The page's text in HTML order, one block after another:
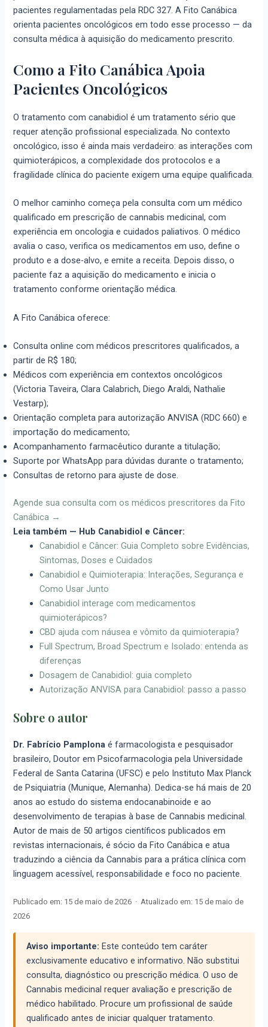
pacientes regulamentadas pela RDC 327. A Fito Canábica
orienta pacientes oncológicos em todo esse processo — da
consulta médica à aquisição do medicamento prescrito.
Como a Fito Canábica Apoia
Pacientes Oncológicos
O tratamento com canabidiol é um tratamento sério que
requer atenção profissional especializada. No contexto
oncológico, isso é ainda mais verdadeiro: as interações com
quimioterápicos, a complexidade dos protocolos e a
fragilidade clínica do paciente exigem uma equipe qualificada.
O melhor caminho começa pela consulta com um médico
qualificado em prescrição de cannabis medicinal, com
experiência em oncologia e cuidados paliativos. O médico
avalia o caso, verifica os medicamentos em uso, define o
produto e a dose-alvo, e emite a receita. Depois disso, o
paciente faz a aquisição do medicamento e inicia o
tratamento conforme orientação médica.
A Fito Canábica oferece:
Consulta online com médicos prescritores qualificados, a
partir de R$ 180;
Médicos com experiência em contextos oncológicos
(Victoria Taveira, Clara Calabrich, Diego Araldi, Nathalie
Vestarp);
Orientação completa para autorização ANVISA (RDC 660) e
importação do medicamento;
Acompanhamento farmacêutico durante a titulação;
Suporte por WhatsApp para dúvidas durante o tratamento;
Consultas de retorno para ajuste de dose.
Agende sua consulta com os médicos prescritores da Fito
Canábica →
Leia também — Hub Canabidiol e Câncer:
Canabidiol e Câncer: Guia Completo sobre Evidências,
Sintomas, Doses e Cuidados
Canabidiol e Quimioterapia: Interações, Segurança e
Como Usar Junto
Canabidiol interage com medicamentos
quimioterápicos?
CBD ajuda com náusea e vômito da quimioterapia?
Full Spectrum, Broad Spectrum e Isolado: entenda as
diferenças
Dosagem de Canabidiol: guia completo
Autorização ANVISA para Canabidiol: passo a passo
Sobre o autor
Dr. Fabrício Pamplona é farmacologista e pesquisador
brasileiro, Doutor em Psicofarmacologia pela Universidade
Federal de Santa Catarina (UFSC) e pelo Instituto Max Planck
de Psiquiatria (Munique, Alemanha). Dedica-se há mais de 20
anos ao estudo do sistema endocanabinoide e ao
desenvolvimento de terapias à base de Cannabis medicinal.
Autor de mais de 50 artigos científicos publicados em
revistas internacionais, é sócio da Fito Canábica e atua
traduzindo a ciência da Cannabis para a prática clínica com
linguagem acessível, responsabilidade e foco no paciente.
Publicado em: 15 de maio de 2026 ·Atualizado em: 15 de maio de
2026
Aviso importante: Este conteúdo tem caráter
exclusivamente educativo e informativo. Não substitui
consulta, diagnóstico ou prescrição médica. O uso de
Cannabis medicinal requer avaliação e prescrição de
médico habilitado. Procure um profissional de saúde
qualificado antes de iniciar qualquer tratamento.